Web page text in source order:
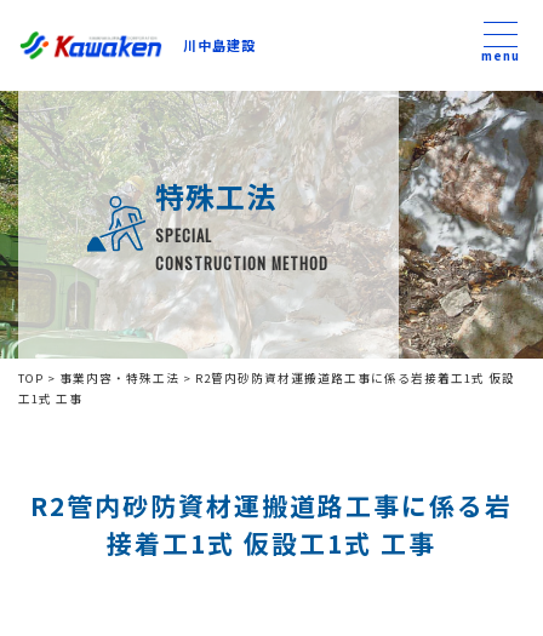
川中島建設
川中島建設
トップ
トピックス
事業内容
私たちについて
コンテンツ
menu
特殊工法
SPECIAL
CONSTRUCTION METHOD
TOP > 事業内容・特殊工法 > R2管内砂防資材運搬道路工事に係る岩接着工1式 仮設
工1式 工事
R2管内砂防資材運搬道路工事に係る岩
接着工1式 仮設工1式 工事